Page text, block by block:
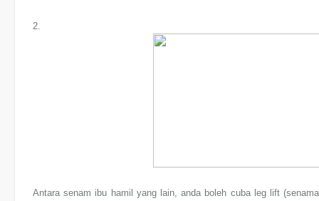
2.
Antara senam ibu hamil yang lain, anda boleh cuba leg lift